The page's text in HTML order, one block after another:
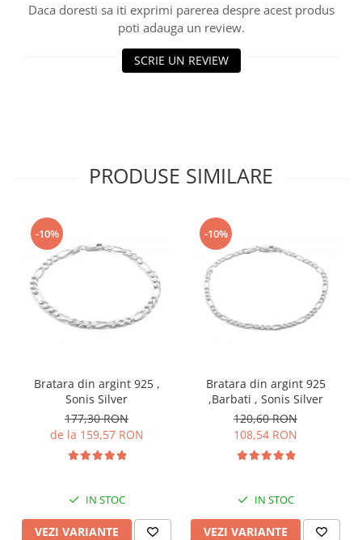
Daca doresti sa iti exprimi parerea despre acest produs
poti adauga un review.
SCRIE UN REVIEW
PRODUSE SIMILARE
-10%
Bratara din argint 925 ,
Sonis Silver
177,30 RON
de la 159,57 RON
IN STOC
VEZI VARIANTE
-10%
Bratara din argint 925
,Barbati , Sonis Silver
120,60 RON
108,54 RON
IN STOC
VEZI VARIANTE